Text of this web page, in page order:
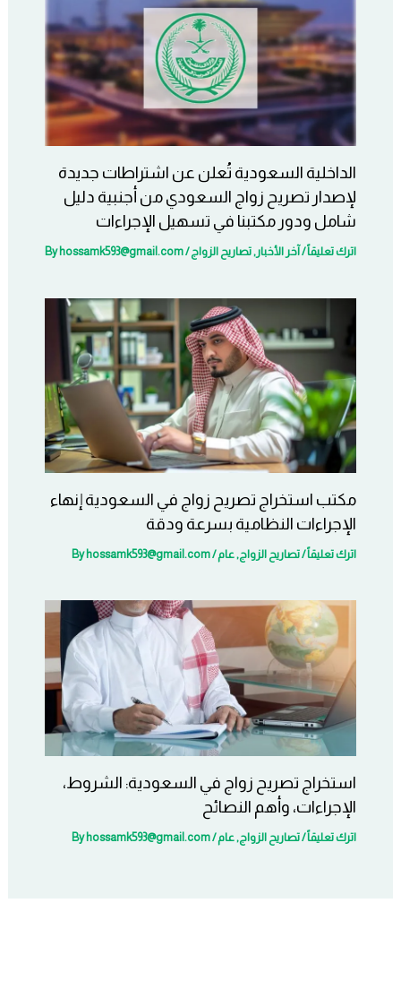
الداخلية السعودية تُعلن عن اشتراطات جديدة
لإصدار تصريح زواج السعودي من أجنبية دليل
شامل ودور مكتبنا في تسهيل الإجراءات
اترك تعليقاً/آخر الأخبار,تصاريح الزواج/ By
hossamk593@gmail.com
مكتب استخراج تصريح زواج في السعودية إنهاء
الإجراءات النظامية بسرعة ودقة
اترك تعليقاً/تصاريح الزواج,عام/ By
hossamk593@gmail.com
استخراج تصريح زواج في السعودية: الشروط،
الإجراءات، وأهم النصائح
اترك تعليقاً/تصاريح الزواج,عام/ By
hossamk593@gmail.com